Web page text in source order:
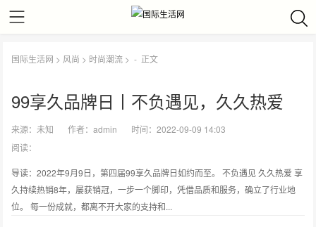
国际生活网 > 风尚 > 时尚潮流 > - 正文
99享久品牌日丨不负遇见，久久热爱
来源：未知 作者：admin
时间：2022-09-09 14:03
阅读：
导读：2022年9月9日，第四届99享久品牌日如约而至。 不负遇见 久久热爱 享
久持续热销8年，屡获销冠，一步一个脚印，凭借品质和服务，确立了行业地
位。 每一份成就，都离不开大家的支持和...